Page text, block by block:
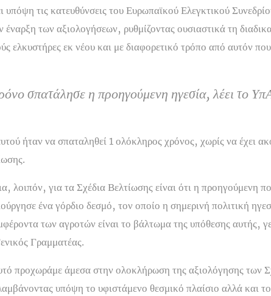
υπόψη τις κατευθύνσεις του Ευρωπαϊκού Ελεγκτικού
έναρξη των αξιολογήσεων, ρυθμίζοντας ουσιαστικά τη
ελκυστήρες εκ νέου και με διαφορετικό τρόπο από αυτόν
σπατάλησε η προηγούμενη ηγεσία, λέει το
ήταν να σπαταληθεί 1 ολόκληρος χρόνος, χωρίς να έχει
λοιπόν, για τα Σχέδια Βελτίωσης είναι ότι η προηγούμενη
ένα γόρδιο δεσμό, τον οποίο η σημερινή πολιτική
των αγροτών είναι το βάλτωμα της υπόθεσης αυτής,
Γραμματέας.
προχωράμε άμεσα στην ολοκλήρωση της αξιολόγησης των
υπόψη το υφιστάμενο θεσμικό πλαίσιο αλλά και